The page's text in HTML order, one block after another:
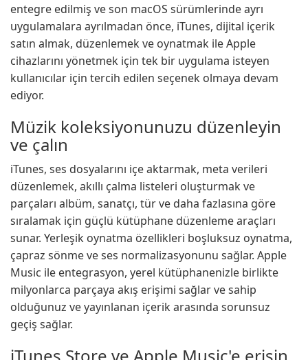
entegre edilmiş ve son macOS sürümlerinde ayrı
uygulamalara ayrılmadan önce, iTunes, dijital içerik
satın almak, düzenlemek ve oynatmak ile Apple
cihazlarını yönetmek için tek bir uygulama isteyen
kullanıcılar için tercih edilen seçenek olmaya devam
ediyor.
Müzik koleksiyonunuzu düzenleyin
ve çalın
iTunes, ses dosyalarını içe aktarmak, meta verileri
düzenlemek, akıllı çalma listeleri oluşturmak ve
parçaları albüm, sanatçı, tür ve daha fazlasına göre
sıralamak için güçlü kütüphane düzenleme araçları
sunar. Yerleşik oynatma özellikleri boşluksuz oynatma,
çapraz sönme ve ses normalizasyonunu sağlar. Apple
Music ile entegrasyon, yerel kütüphanenizle birlikte
milyonlarca parçaya akış erişimi sağlar ve sahip
olduğunuz ve yayınlanan içerik arasında sorunsuz
geçiş sağlar.